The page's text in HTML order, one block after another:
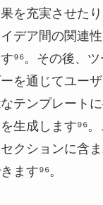
を充実させた
デア間の関連
⁹⁶。その後、
を通じてユー
テンプレート
生成します⁹⁶
クションに含
ます⁹⁶。